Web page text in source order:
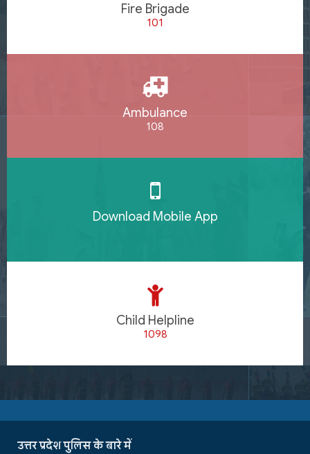
Fire Brigade
101
Ambulance
108
Download Mobile App
Child Helpline
1098
उत्तर प्रदेश पुलिस के बारे में